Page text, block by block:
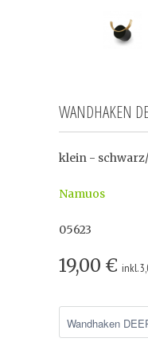
WANDHAKEN
klein -
Namuos
05623
19,00 € inkl.